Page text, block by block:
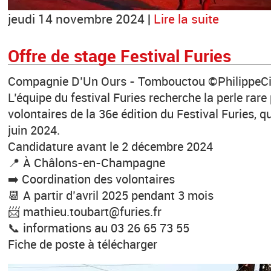
jeudi 14 novembre 2024 | Lire la suite
Offre de stage Festival Furies
Compagnie D’Un Ours - Tombouctou
L’équipe du festival Furies recherche la perle
volontaires de la 36e édition du Festival Furies,
juin 2024.
Candidature avant le 2 décembre 2024
📍 À Châlons-en-Champagne
➡️ Coordination des volontaires
📆 A partir d’avril 2025 pendant 3 mois
📨 mathieu.toubart@furies.fr
📞 informations au 03 26 65 73 55
Fiche de poste à télécharger